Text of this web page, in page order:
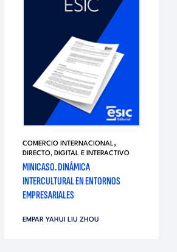
COMERCIO INTERNACIONAL,
DIRECTO, DIGITAL E INTERACTIVO
MINICASO. DINÁMICA
INTERCULTURAL EN ENTORNOS
EMPRESARIALES
EMPAR YAHUI LIU ZHOU